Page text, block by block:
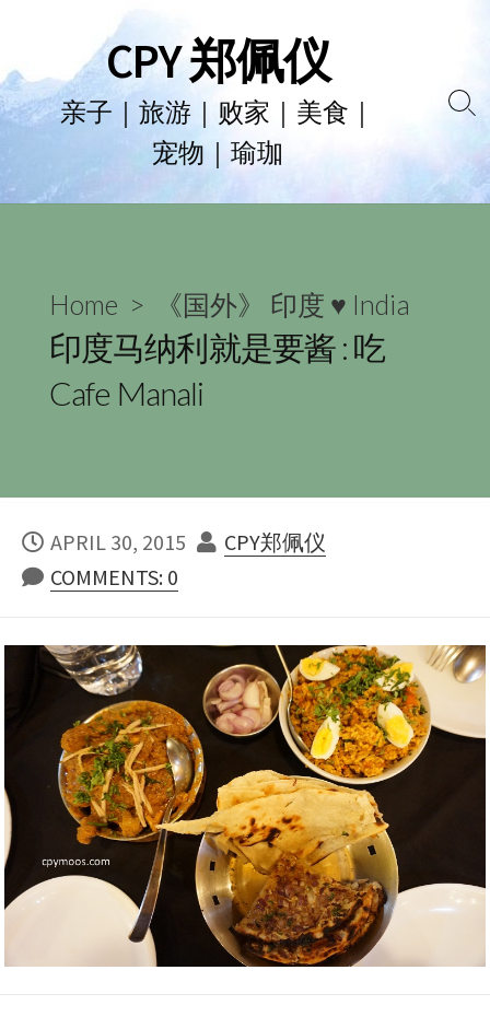
to
content
CPY 郑佩仪
亲子｜旅游｜败家｜美食｜
宠物｜瑜珈
Home > 《国外》 印度 ♥ India
印度马纳利就是要酱 : 吃
Cafe Manali
PUBLISHED
DATE
APRIL 30, 2015 AUTHOR
CPY郑佩仪
COMMENTS: 0